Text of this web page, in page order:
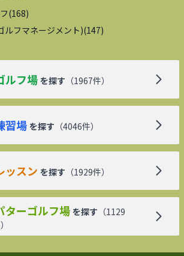
(168)
ルフマネージメント)(147)
ルフ場 を探す （1967件）
習場 を探す （4046件）
ッスン を探す （1929件）
ターゴルフ場 を探す （1129